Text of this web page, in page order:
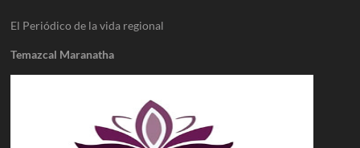
El Periódico de la vida regional
Temazcal Maranatha